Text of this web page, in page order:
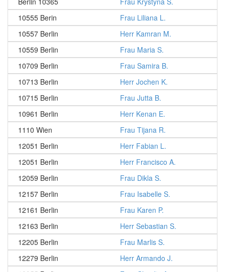
10555 Berin
Frau Liliana L.
10557 Berlin
Herr Kamran M.
10559 Berlin
Frau Maria S.
10709 Berlin
Frau Samira B.
10713 Berlin
Herr Jochen K.
10715 Berlin
Frau Jutta B.
10961 Berlin
Herr Kenan E.
1110 Wien
Frau Tijana R.
12051 Berlin
Herr Fabian L.
12051 Berlin
Herr Francisco A.
12059 Berlin
Frau Dikla S.
12157 Berlin
Frau Isabelle S.
12161 Berlin
Frau Karen P.
12163 Berlin
Herr Sebastian S.
12205 Berlin
Frau Marlis S.
12279 Berlin
Herr Armando J.